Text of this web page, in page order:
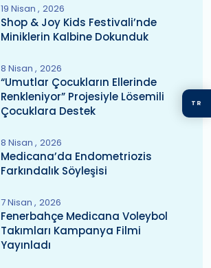
TR
19 Nisan 2026
Shop & Joy Kids Festivali’nde
Miniklerin Kalbine Dokunduk
8 Nisan 2026
“Umutlar Çocukların Ellerinde
Renkleniyor” Projesiyle Lösemili
Çocuklara Destek
8 Nisan 2026
Medicana’da Endometriozis
Farkındalık Söyleşisi
7 Nisan 2026
Fenerbahçe Medicana Voleybol
Takımları Kampanya Filmi
Yayınladı